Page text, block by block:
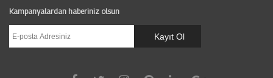
Kampanyalardan haberiniz olsun